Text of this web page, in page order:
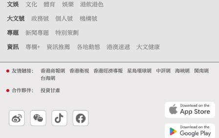
文娛 文化 體育 娛樂 港飲港色
大文號 政務號 個人號 機構號
專題 新聞專題 特別策劃
資訊 專欄+ 資訊推薦 各地動態 港澳速遞 大文健康
友情鏈接： 香港商報網 香港衛視 香港經濟導報 星島環球網 中評網 海峽網
閩南網
台海網
合作夥伴： 投資甘肅